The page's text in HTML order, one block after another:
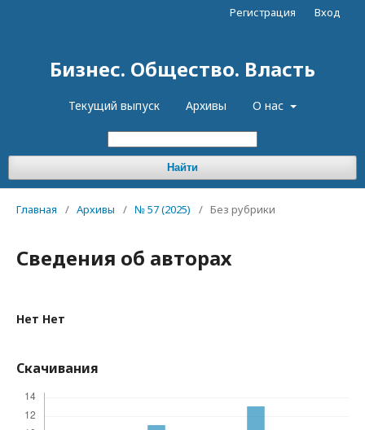
Бизнес. Общество. Власть
Текущий выпуск Архивы О нас
Найти
Регистрация Вход
Главная / Архивы / № 57 (2025) / Без рубрики
Сведения об авторах
Нет Нет
Скачивания